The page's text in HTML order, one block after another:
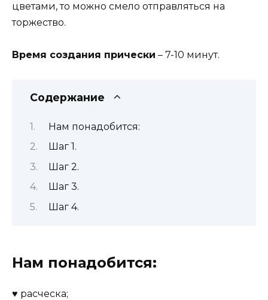
цветами, то можно смело отправляться на
торжество.
Время создания прически – 7-10 минут.
Содержание
Нам понадобится:
Шаг 1.
Шаг 2.
Шаг 3.
Шаг 4.
Нам понадобится:
♥ расческа;